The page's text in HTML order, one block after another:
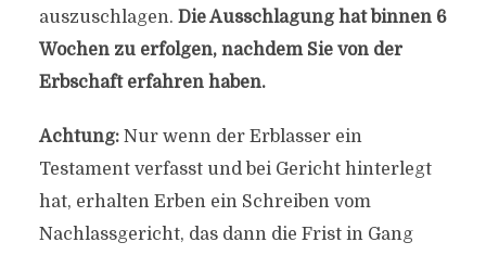
auszuschlagen. Die Ausschlagung hat binnen 6
Wochen zu erfolgen, nachdem Sie von der
Erbschaft erfahren haben.
Achtung: Nur wenn der Erblasser ein
Testament verfasst und bei Gericht hinterlegt
hat, erhalten Erben ein Schreiben vom
Nachlassgericht, das dann die Frist in Gang